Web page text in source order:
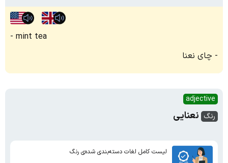
mint tea
چای نعنا
adjective
رنگ نعنایی
لیست کامل لغات دسته‌بندی شده‌ی رنگ